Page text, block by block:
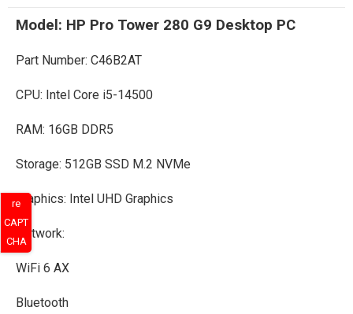
Model: HP Pro Tower 280 G9 Desktop PC
Part Number: C46B2AT
CPU: Intel Core i5-14500
RAM: 16GB DDR5
Storage: 512GB SSD M.2 NVMe
Graphics: Intel UHD Graphics
Network:
WiFi 6 AX
Bluetooth
re
CAPT
CHA